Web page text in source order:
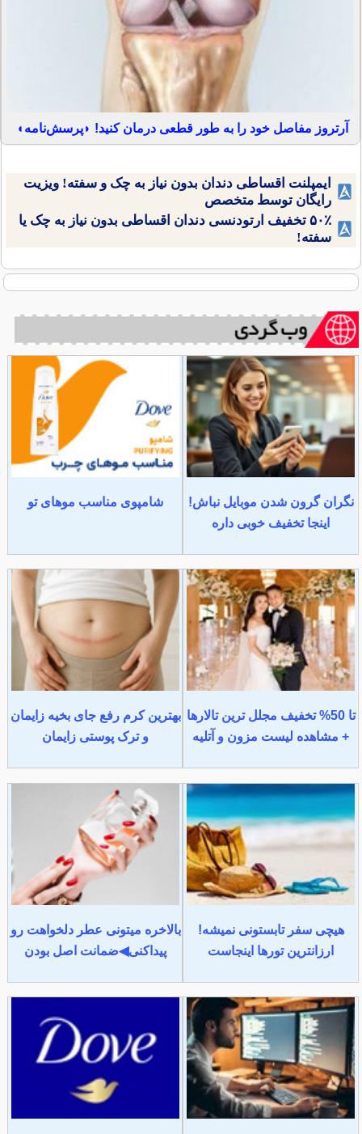
آرتروز مفاصل خود را به طور قطعی درمان کنید! ◗پرسش‌نامه◖
ایمپلنت اقساطی دندان بدون نیاز به چک و سفته! ویزیت
رایگان توسط متخصص
۵۰٪ تخفیف ارتودنسی دندان اقساطی بدون نیاز به چک یا
سفته!
نگران گرون شدن موبایل نباش!
اینجا تخفیف خوبی داره
شامپوی مناسب موهای تو
تا 50% تخفیف مجلل ترین تالارها
+ مشاهده لیست مزون و آتلیه
بهترین کرم رفع جای بخیه زایمان
و ترک پوستی زایمان
هیچی سفر تابستونی نمیشه!
ارزانترین تورها اینجاست
بالاخره میتونی عطر دلخواهت رو
پیداکنی◀ضمانت اصل بودن